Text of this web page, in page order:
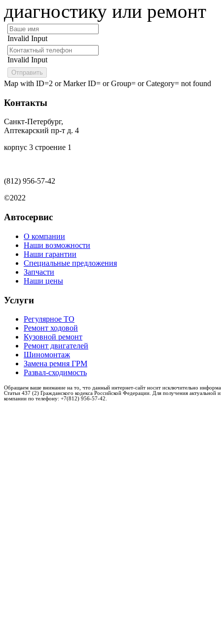
диагностику или ремонт
Invalid Input
Invalid Input
Map with ID=2 or Marker ID= or Group= or Category= not found
Контакты
Санкт-Петербург,
Аптекарский пр-т д. 4
корпус 3 строение 1
(812) 956-57-42
©2022
Автосервис
О компании
Наши возможности
Наши гарантии
Специальные предложения
Запчасти
Наши цены
Услуги
Регулярное ТО
Ремонт ходовой
Кузовной ремонт
Ремонт двигателей
Шиномонтаж
Замена ремня ГРМ
Развал-сходимость
Обращаем ваше внимание на то, что данный интернет-сайт носит исключительно
Статьи 437 (2) Гражданского кодекса Российской Федерации. Для получения
компании по телефону: +7(812) 956-57-42.